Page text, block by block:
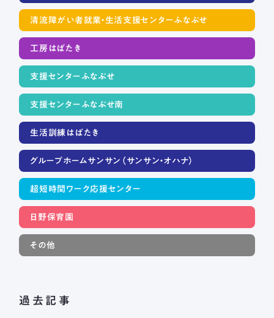
清流障がい者就業・生活支援センターふなぶせ
工房はばたき
支援センターふなぶせ
支援センターふなぶせ南
生活訓練はばたき
グループホームサンサン（サンサン・オハナ）
超短時間ワーク応援センター
日野保育園
その他
過去記事